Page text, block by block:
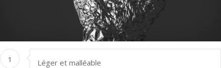
1 Léger et malléable